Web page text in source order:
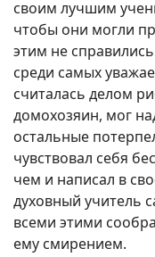
своим лучшим
чтобы они могли
этим не
среди самых
считалась делом
домохозяин, мог
остальные
чувствовал себя
чем и написал в
духовный учитель
всеми этими
ему смирением.